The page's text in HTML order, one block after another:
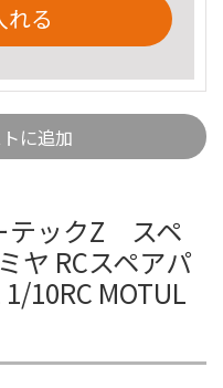
れる
に追加
テックZ スペ
ヤ RCスペアパ
10RC MOTUL